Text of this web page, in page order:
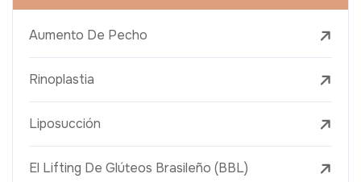
Aumento De Pecho
Rinoplastia
Liposucción
El Lifting De Glúteos Brasileño (BBL)